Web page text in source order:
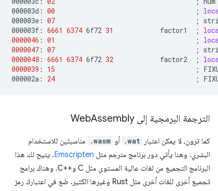
000003d: 00 ;
000003e: 07 ;
000003f: 6661 6374 6f72 31 factor1 ;
0000046 : 01 ;
0000047 : 07 ;
0000048 : 6661 6374 6f72 32 factor2 ;
0000039 : 15 ;
000002a:
24 ;
الترجمة البرمجية إلى Web Assembly
كما ترون، لا يمكن اعتبار .wat أو .wasm
مناسبتَين للاستخدام
البشري. وهنا يأتي دور برنامج مترجم مثل Emscripten. يتيح لك هذا
البرنامج التجميع من لغات عالية المستوى مثل C وC++‎. وهناك برامج
تجميع أخرى للغات أخرى مثل Rust وغيرها الكثير. ضَع في اعتبارك رمز